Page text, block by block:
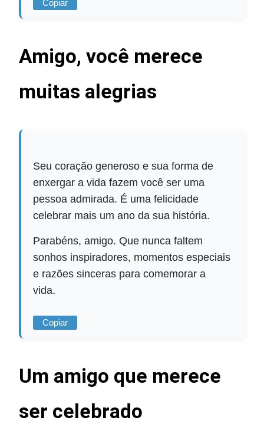
Copiar
Amigo, você merece
muitas alegrias
Seu coração generoso e sua forma de
enxergar a vida fazem você ser uma
pessoa admirada. É uma felicidade
celebrar mais um ano da sua história.
Parabéns, amigo. Que nunca faltem
sonhos inspiradores, momentos especiais
e razões sinceras para comemorar a
vida.
Copiar
Um amigo que merece
ser celebrado